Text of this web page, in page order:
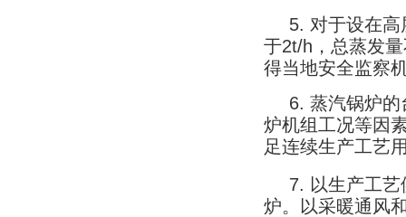
5. 对于设在
于2t/h ，总蒸发
得当地安全监察
6. 蒸汽锅炉的
炉机组工况等因
足连续生产工艺
7. 以生产工
炉。以采暖通风